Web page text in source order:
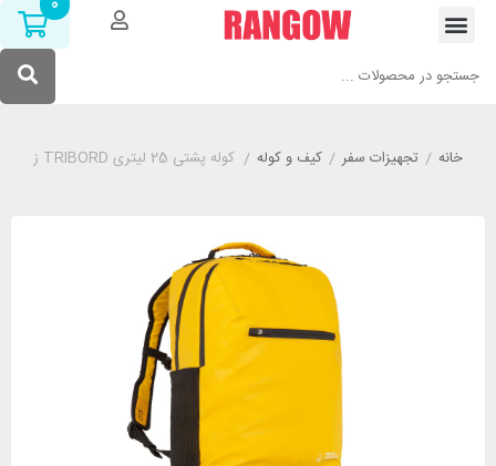
خانه/ تجهیزات سفر/ کیف و کوله/ کوله پشتی 25 لیتری TRIBORD زرد